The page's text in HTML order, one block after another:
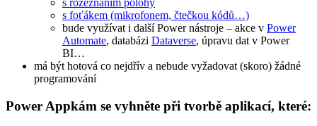
s rozeznáním polohy
s foťákem (mikrofonem, čtečkou kódů…)
bude využívat i další Power nástroje – akce v Power
Automate, databázi Dataverse, úpravu dat v Power
BI…
má být hotová co nejdřív a nebude vyžadovat (skoro) žádné
programování
Power Appkám se vyhněte při tvorbě aplikací, které: